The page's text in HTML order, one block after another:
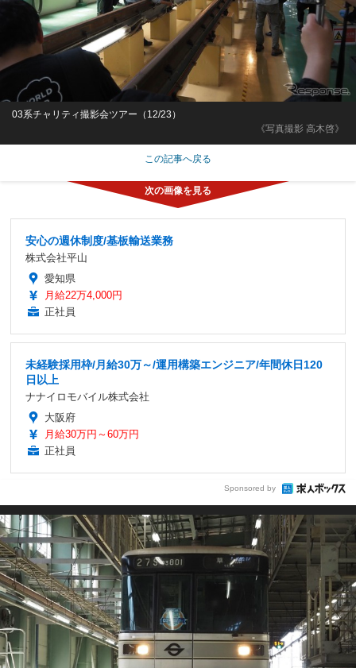
《写真撮影 高木啓》
03系チャリティ撮影会ツアー（12/23）
この記事へ戻る
安心の週休制度/基板輸送業務
株式会社平山
愛知県
月給22万4,000円
正社員
未経験採用枠/月給30万～/運用構築エンジニア/年間休日120
日以上
ナナイロモバイル株式会社
大阪府
月給30万円～60万円
正社員
Sponsored by